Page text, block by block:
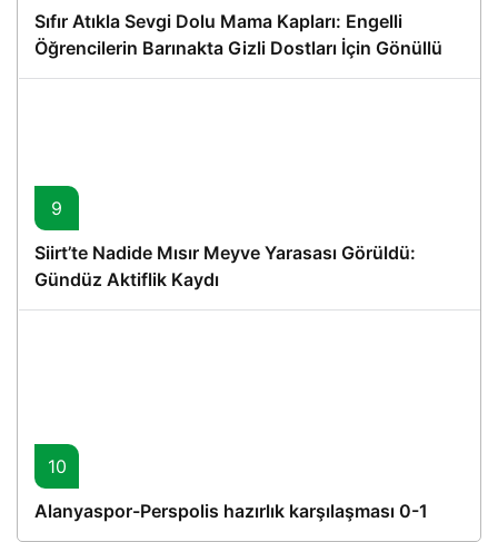
Sıfır Atıkla Sevgi Dolu Mama Kapları: Engelli
Öğrencilerin Barınakta Gizli Dostları İçin Gönüllü
Proje
9
Siirt’te Nadide Mısır Meyve Yarasası Görüldü:
Gündüz Aktiflik Kaydı
10
Alanyaspor-Perspolis hazırlık karşılaşması 0-1